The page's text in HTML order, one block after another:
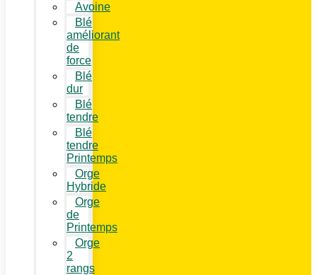
Avoine
Blé
améliorant
de
force
Blé
dur
Blé
tendre
Blé
tendre
Printemps
Orge
Hybride
Orge
de
Printemps
Orge
2
rangs